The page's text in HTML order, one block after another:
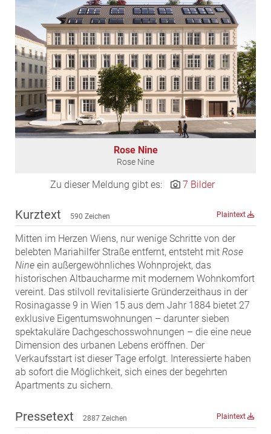
EPHIC Group
epmedia Werbeagentur
ESTINA Immobilien
Greystar
Grossmann + Kaswurm Immobilien
Gutwerk Immobilien Treuhand
HANDLER Gruppe
HNP architects
IMMOBILIEN MAGAZIN VERLAG
IMMOcontract
KOBAN SÜDVERS
MST Muhr
ÖKO-Wohnbau
PAYUCA
Raiffeisen Property Holding International
Salon Real
Savoir Vivre Group
STEUP Realitäten
Rose Nine
Rose Nine
Zu dieser Meldung gibt es: 7 Bilder
Kurztext 590 Zeichen Plaintext
Mitten im Herzen Wiens, nur wenige Schritte von der
belebten Mariahilfer Straße entfernt, entsteht mit Rose
Nine ein außergewöhnliches Wohnprojekt, das
historischen Altbaucharme mit modernem Wohnkomfort
vereint. Das stilvoll revitalisierte Gründerzeithaus in der
Rosinagasse 9 in Wien 15 aus dem Jahr 1884 bietet 27
exklusive Eigentumswohnungen – darunter sieben
spektakuläre Dachgeschosswohnungen – die eine neue
Dimension des urbanen Lebens eröffnen. Der
Verkaufsstart ist dieser Tage erfolgt. Interessierte haben
ab sofort die Möglichkeit, sich eines der begehrten
Apartments zu sichern.
Pressetext 2887 Zeichen Plaintext